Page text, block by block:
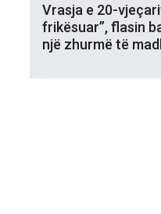
Vrasja e 20-
frikësuar”, flasin
një zhurmë të